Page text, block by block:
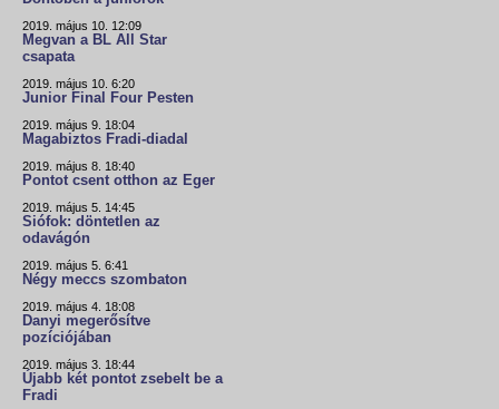
2019. május 10. 12:09
Megvan a BL All Star
csapata
2019. május 10. 6:20
Junior Final Four Pesten
2019. május 9. 18:04
Magabiztos Fradi-diadal
2019. május 8. 18:40
Pontot csent otthon az Eger
2019. május 5. 14:45
Siófok: döntetlen az
odavágón
2019. május 5. 6:41
Négy meccs szombaton
2019. május 4. 18:08
Danyi megerősítve
pozíciójában
2019. május 3. 18:44
Újabb két pontot zsebelt be a
Fradi